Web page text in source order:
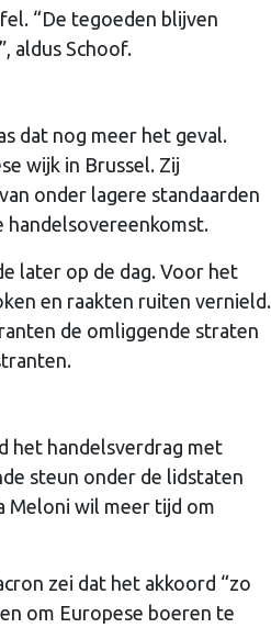
“De tegoeden blijven
aldus Schoof.
dat nog meer het geval.
wijk in Brussel. Zij
onder lagere standaarden
handelsovereenkomst.
later op de dag. Voor het
en raakten ruiten vernield.
de omliggende straten
het handelsverdrag met
steun onder de lidstaten
Meloni wil meer tijd om
zei dat het akkoord “zo
om Europese boeren te